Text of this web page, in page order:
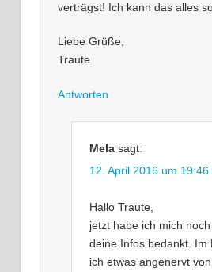
verträgst! Ich kann das alles
Liebe Grüße,
Traute
Antworten
Mela sagt:
12. April 2016 um 19:46
Hallo Traute,
jetzt habe ich mich
deine Infos bedankt. Im
ich etwas angenervt